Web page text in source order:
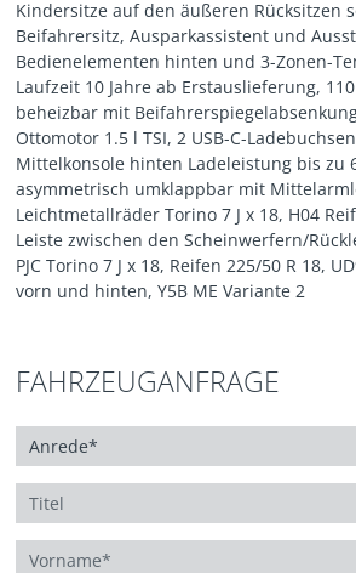
Kindersitze auf den äußeren Rücksitzen
Beifahrersitz, Ausparkassistent und
Bedienelementen hinten und 3-Zonen-
Laufzeit 10 Jahre ab Erstauslieferung,
beheizbar mit
Ottomotor 1.5 l TSI, 2 USB-C-
Mittelkonsole hinten Ladeleistung bis zu
asymmetrisch umklappbar mit
Leichtmetallräder Torino 7 J x 18, H04
Leiste zwischen den Scheinwerfern/
PJC Torino 7 J x 18, Reifen 225/50 R 18,
vorn und hinten, Y5B ME Variante 2
FAHRZEUGANFRAGE